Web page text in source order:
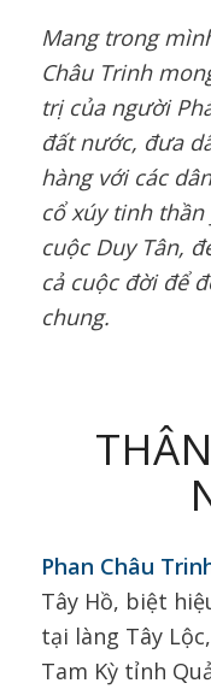
Mang trong
Châu Trinh
trị của người
đất nước, đưa
hàng với các
cổ xúy tinh
cuộc Duy Tân,
cả cuộc đời để
chung.
Phan Châu
Tây Hồ, biệt
tại làng Tây
Tam Kỳ tỉnh